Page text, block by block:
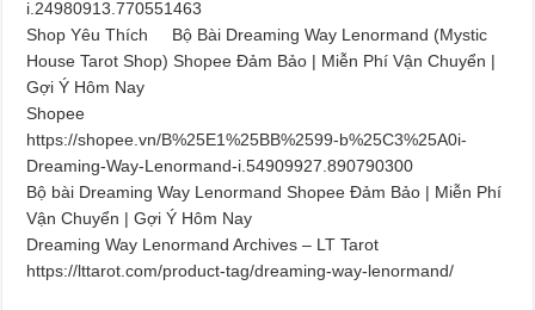
i.24980913.770551463
Shop Yêu Thích
Bộ Bài Dreaming Way Lenormand (Mystic
House Tarot Shop) Shopee Đảm Bảo | Miễn Phí Vận Chuyển |
Gợi Ý Hôm Nay
Shopee
https://shopee.vn/B%25E1%25BB%2599-b%25C3%25A0i-
Dreaming-Way-Lenormand-i.54909927.890790300
Bộ bài Dreaming Way Lenormand Shopee Đảm Bảo | Miễn Phí
Vận Chuyển | Gợi Ý Hôm Nay
Dreaming Way Lenormand Archives – LT Tarot
https://lttarot.com/product-tag/dreaming-way-lenormand/